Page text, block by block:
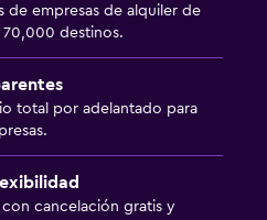
de empresas de alquiler de
70,000 destinos.
total por adelantado para
con cancelación gratis y